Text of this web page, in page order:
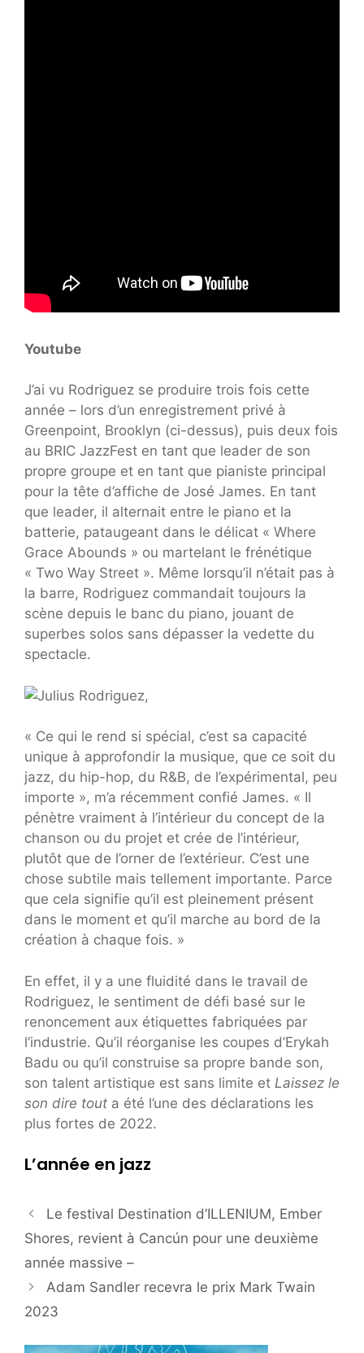
Youtube
J’ai vu Rodriguez se produire trois fois cette
année – lors d’un enregistrement privé à
Greenpoint, Brooklyn (ci-dessus), puis deux fois
au BRIC JazzFest en tant que leader de son
propre groupe et en tant que pianiste principal
pour la tête d’affiche de José James. En tant
que leader, il alternait entre le piano et la
batterie, pataugeant dans le délicat « Where
Grace Abounds » ou martelant le frénétique
« Two Way Street ». Même lorsqu’il n’était pas à
la barre, Rodriguez commandait toujours la
scène depuis le banc du piano, jouant de
superbes solos sans dépasser la vedette du
spectacle.
« Ce qui le rend si spécial, c’est sa capacité
unique à approfondir la musique, que ce soit du
jazz, du hip-hop, du R&B, de l’expérimental, peu
importe », m’a récemment confié James. « Il
pénètre vraiment à l’intérieur du concept de la
chanson ou du projet et crée de l’intérieur,
plutôt que de l’orner de l’extérieur. C’est une
chose subtile mais tellement importante. Parce
que cela signifie qu’il est pleinement présent
dans le moment et qu’il marche au bord de la
création à chaque fois. »
En effet, il y a une fluidité dans le travail de
Rodriguez, le sentiment de défi basé sur le
renoncement aux étiquettes fabriquées par
l’industrie. Qu’il réorganise les coupes d’Erykah
Badu ou qu’il construise sa propre bande son,
son talent artistique est sans limite et Laissez le
son dire tout a été l’une des déclarations les
plus fortes de 2022.
L’année en jazz
Le festival Destination d’ILLENIUM, Ember
Shores, revient à Cancún pour une deuxième
année massive –
Adam Sandler recevra le prix Mark Twain
2023